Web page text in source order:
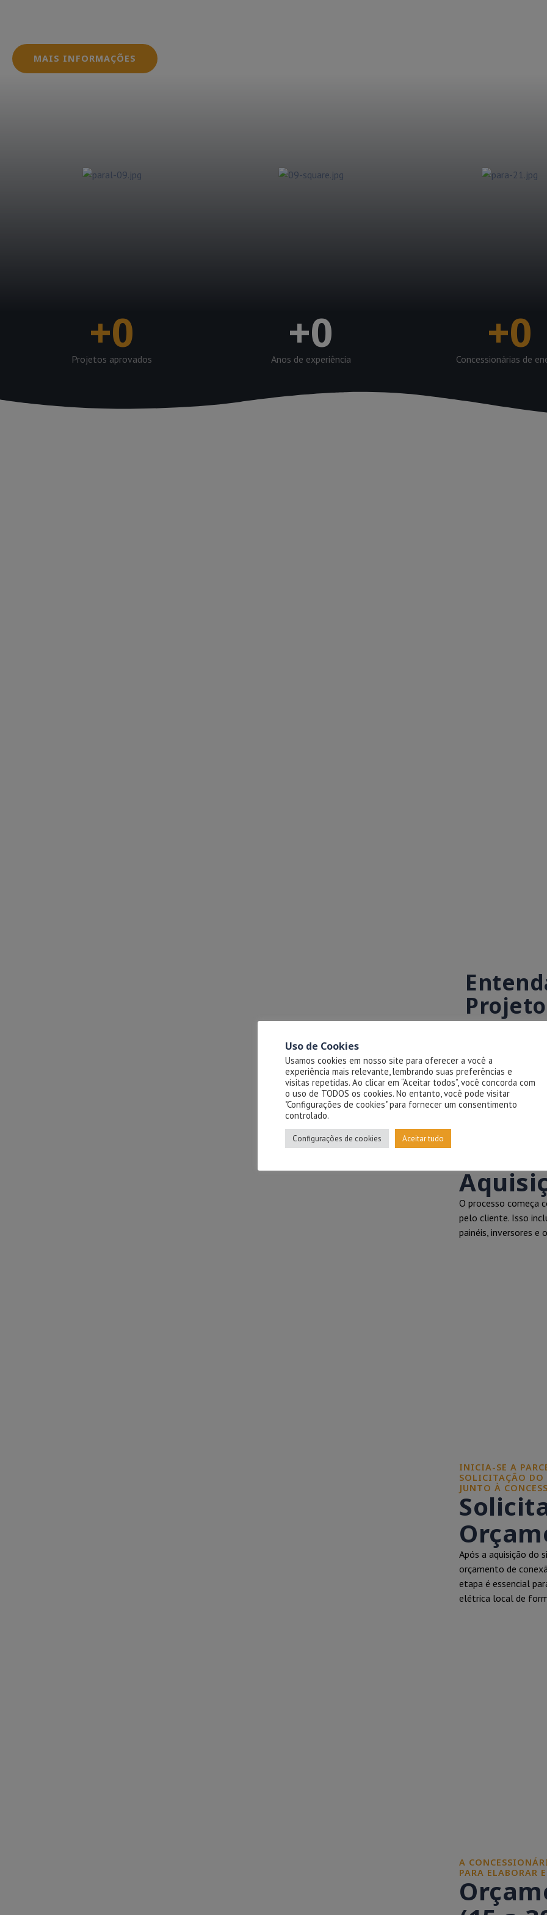
MAIS INFORMAÇÕES
+0
Projetos aprovados
+0
Anos de experiência
+0
Concessionárias de
O CLIENTE
O processo começa
pelo cliente. Isso
painéis, inversores e
INICIA-SE A
SOLICITAÇÃO DO
JUNTO À
Após a aquisição do
orçamento de
etapa é essencial
elétrica local de
A
PARA ELABORAR
Uso de Cookies
Usamos cookies em nosso site para oferecer a você a
experiência mais relevante, lembrando suas preferências e
visitas repetidas. Ao clicar em “Aceitar todos”, você concorda com
o uso de TODOS os cookies. No entanto, você pode visitar
"Configurações de cookies" para fornecer um consentimento
controlado.
Configurações de cookies Aceitar tudo